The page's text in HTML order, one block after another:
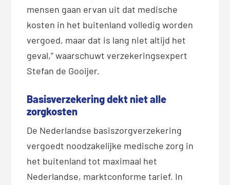
mensen gaan ervan uit dat medische
kosten in het buitenland volledig worden
vergoed, maar dat is lang niet altijd het
geval,” waarschuwt verzekeringsexpert
Stefan de Gooijer.
Basisverzekering dekt niet alle
zorgkosten
De Nederlandse basiszorgverzekering
vergoedt noodzakelijke medische zorg in
het buitenland tot maximaal het
Nederlandse, marktconforme tarief. In